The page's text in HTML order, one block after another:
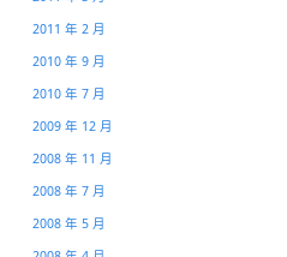
2011 年 2 月
2010 年 9 月
2010 年 7 月
2009 年 12 月
2008 年 11 月
2008 年 7 月
2008 年 5 月